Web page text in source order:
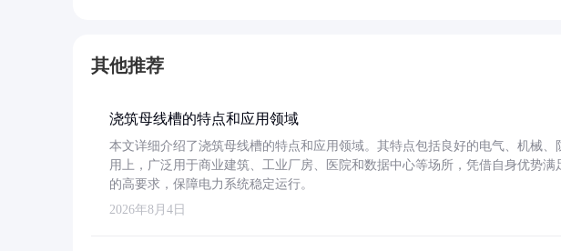
其他推荐
浇筑母线槽的特点和应用领域
本文详细介绍了浇筑母线槽的特点和应用领域。其特点包括良好的电气、机械、
用上，广泛用于商业建筑、工业厂房、医院和数据中心等场所，凭借自身优势满
的高要求，保障电力系统稳定运行。
2026年8月4日